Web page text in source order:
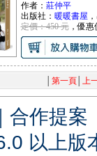
作者： 莊仲平
出版社： 暖暖書屋
定價：450 元，優惠
第一頁│ 上
｜ 合作提案
以上